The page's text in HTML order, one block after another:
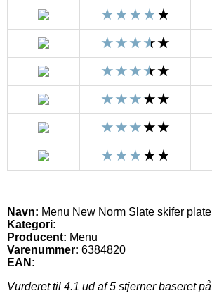
Navn: Menu New Norm Slate skifer plate
Kategori:
Producent: Menu
Varenummer: 6384820
EAN:
Vurderet til 4.1 ud af 5 stjerner baseret på